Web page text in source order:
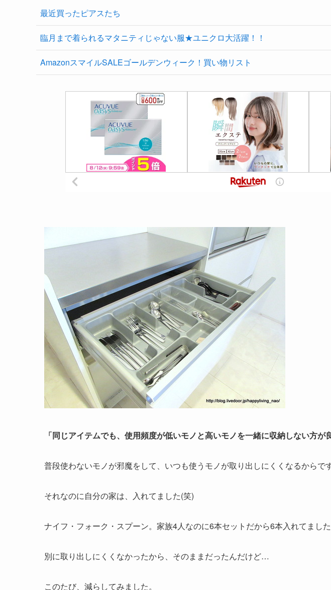
最近買ったピアスたち
臨月まで着られるマタニティじゃない服★ユニクロ大活躍！！
AmazonスマイルSALEゴールデンウィーク！買い物リスト
「同じアイテムでも、使用頻度が低いモノと高いモノを一緒に収納しない方が
普段使わないモノが邪魔をして、いつも使うモノが取り出しにくくなるからです
それなのに自分の家は、入れてました(笑)
ナイフ・フォーク・スプーン。家族4人なのに6本セットだから6本入れてました
別に取り出しにくくなかったから、そのままだったんだけど…
このたび、減らしてみました。